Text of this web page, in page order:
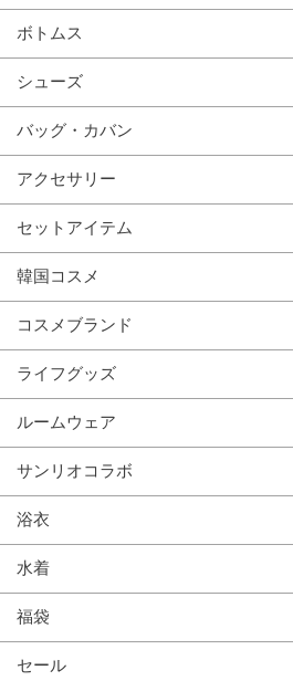
ボトムス
シューズ
バッグ・カバン
アクセサリー
セットアイテム
韓国コスメ
コスメブランド
ライフグッズ
ルームウェア
サンリオコラボ
浴衣
水着
福袋
セール